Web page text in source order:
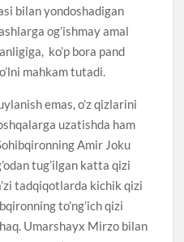
bilan yondoshadigan
og’ishmay amal
ko’p bora pand
mahkam tutadi.
emas, o’z qizlarini
uzatishda ham
Amir Joku
tug’ilgan katta qizi
tadqiqotlarda kichik qizi
to’ng’ich qizi
Umarshayx Mirzo bilan